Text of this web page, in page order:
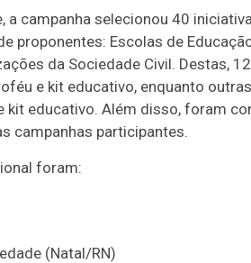
campanha selecionou 40
proponentes: Escolas de
da Sociedade Civil. Destas,
e kit educativo, enquanto
kit educativo. Além disso, foram
campanhas participantes.
foram:
(Natal/RN)